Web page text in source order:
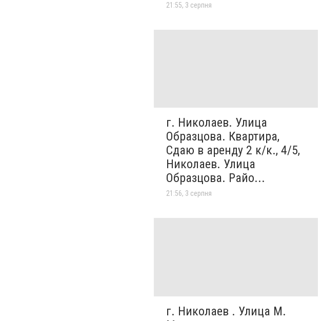
21:55, 3 серпня
г. Николаев. Улица
Образцова. Квартира,
Сдаю в аренду 2 к/к., 4/5,
Николаев. Улица
Образцова. Райо...
21:56, 3 серпня
г. Николаев . Улица М.